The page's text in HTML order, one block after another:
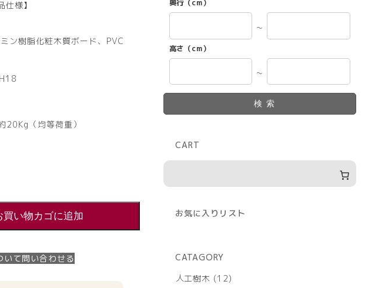
仕様】
ン樹脂化粧木質ボード、PVC
20Kg（均等荷重）
買い物カゴに追加
いて問い合わせる
奥行（cm）
～
高さ（cm）
～
検索
CART
お気に入りリスト
CATAGORY
人工樹木
1212